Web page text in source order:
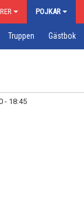
POJKAR
Truppen Gästbok
- 18:45